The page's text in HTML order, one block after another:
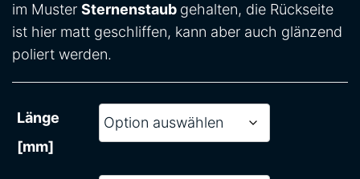
im Muster Sternenstaub gehalten, die Rückseite
ist hier matt geschliffen, kann aber auch glänzend
poliert werden.
Länge
[mm]